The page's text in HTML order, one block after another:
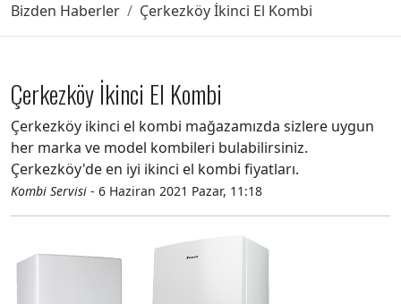
Bizden Haberler Çerkezköy İkinci El Kombi
Çerkezköy İkinci El Kombi
Çerkezköy ikinci el kombi mağazamızda sizlere uygun
her marka ve model kombileri bulabilirsiniz.
Çerkezköy'de en iyi ikinci el kombi fiyatları.
Kombi Servisi - 6 Haziran 2021 Pazar, 11:18